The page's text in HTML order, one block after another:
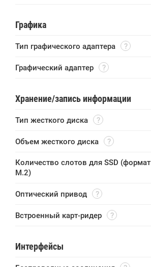
Графика
Тип графического адаптера
Графический адаптер
Хранение/запись информации
Тип жесткого диска
Объем жесткого диска
Количество слотов для SSD (формат
M.2)
Оптический привод
Встроенный карт-ридер
Интерфейсы